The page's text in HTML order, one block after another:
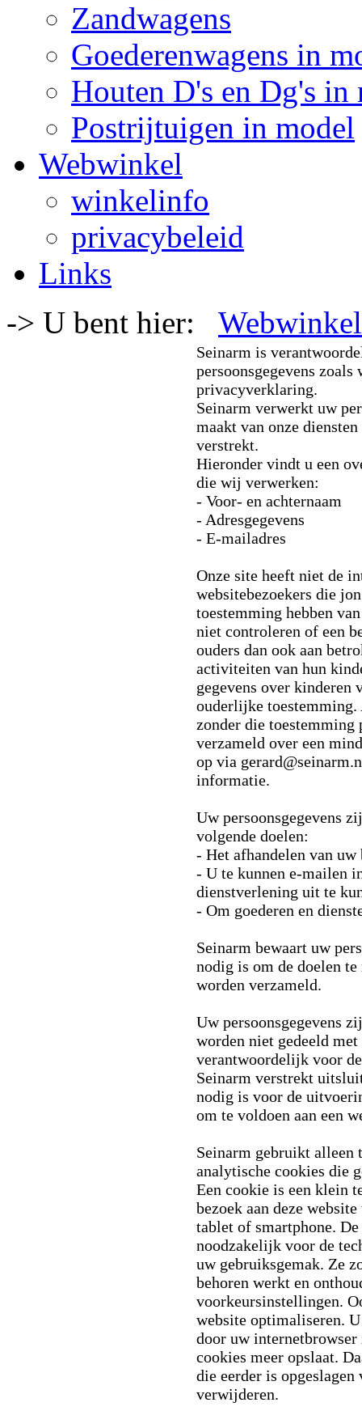
Zandwagens
Goederenwagens in
Houten D's en Dg's in
Postrijtuigen in model
Webwinkel
winkelinfo
privacybeleid
Links
-> U bent hier: Webwinkel
Seinarm is
persoonsgegevens zoals
privacyverklaring.
Seinarm verwerkt uw
maakt van onze
verstrekt.
Hieronder vindt u een
die wij verwerken:
- Voor- en achternaam
- Adresgegevens
- E-mailadres
Onze site heeft niet de
websitebezoekers die
toestemming hebben
niet controleren of een
ouders dan ook aan
activiteiten van hun
gegevens over kinderen
ouderlijke
zonder die toestemming
verzameld over een
op via
informatie.
Uw persoonsgegevens
volgende doelen:
- Het afhandelen van uw
- U te kunnen e-mailen
dienstverlening uit te
- Om goederen en
Seinarm bewaart uw
nodig is om de doelen
worden verzameld.
Uw persoonsgegevens
worden niet gedeeld
verantwoordelijk voor
Seinarm verstrekt
nodig is voor de
om te voldoen aan een
Seinarm gebruikt alleen
analytische cookies die
Een cookie is een klein
bezoek aan deze
tablet of smartphone.
noodzakelijk voor de
uw gebruiksgemak. Ze
behoren werkt en
voorkeursinstellingen.
website optimaliseren.
door uw internetbrowser
cookies meer opslaat.
die eerder is
verwijderen.